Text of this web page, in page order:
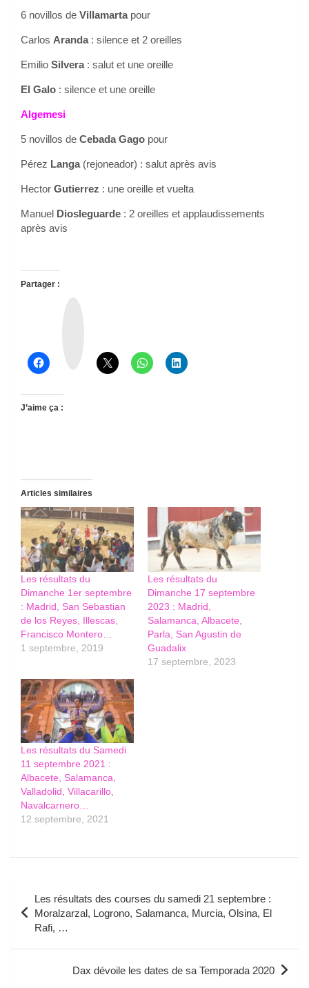
6 novillos de Villamartapour
Carlos Aranda: silence et 2 oreilles
Emilio Silvera: salut et une oreille
El Galo : silence et une oreille
Algemesi
5 novillos de Cebada Gago pour
Pérez Langa(rejoneador) : salut après avis
Hector Gutierrez : une oreille et vuelta
Manuel Diosleguarde : 2 oreilles et applaudissements
après avis
Partager :
J’aime ça :
Articles similaires
Les résultats du
Dimanche 1er septembre
: Madrid, San Sebastian
de los Reyes, Illescas,
Francisco Montero…
1 septembre, 2019
Les résultats du
Dimanche 17 septembre
2023 : Madrid,
Salamanca, Albacete,
Parla, San Agustin de
Guadalix
17 septembre, 2023
Les résultats du Samedi
11 septembre 2021 :
Albacete, Salamanca,
Valladolid, Villacarillo,
Navalcarnero…
12 septembre, 2021
de
l’article
Les résultats des courses du samedi 21 septembre :
Moralzarzal, Logrono, Salamanca, Murcia, Olsina, El
Rafi, …
Dax dévoile les dates de sa Temporada 2020